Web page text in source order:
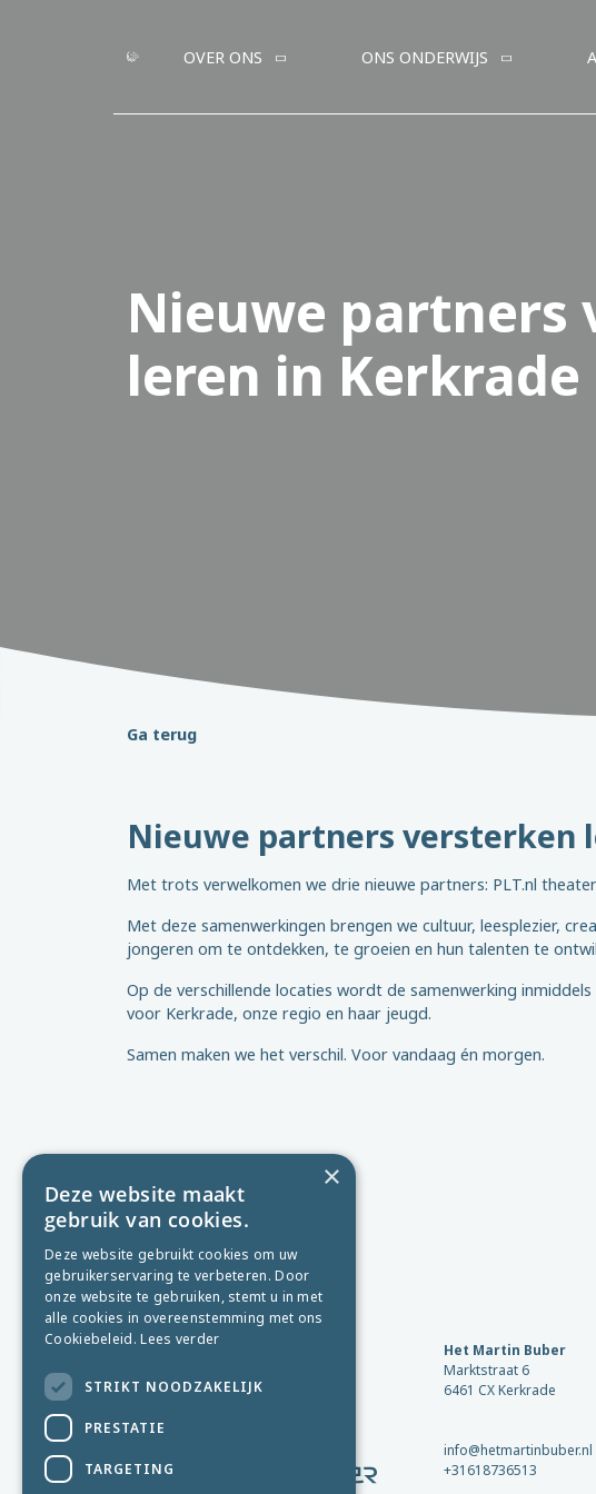
OVER ONS ONS ONDERWIJS
Nieuwe partners
leren in Kerkrade
Ga terug
Nieuwe partners versterken
Met trots verwelkomen we drie nieuwe partners: PLT.nl
Met deze samenwerkingen brengen we cultuur, leesplezier,
jongeren om te ontdekken, te groeien en hun talenten te
Op de verschillende locaties wordt de samenwerking
voor Kerkrade, onze regio en haar jeugd.
Samen maken we het verschil. Voor vandaag én morgen.
Het Martin Buber
Marktstraat 6
6461 CX Kerkrade
info@hetmartinbuber.nl
+31618736513
×
Deze website maakt
gebruik van cookies.
Deze website gebruikt cookies om uw
gebruikerservaring te verbeteren. Door
onze website te gebruiken, stemt u in met
alle cookies in overeenstemming met ons
Cookiebeleid.Lees verder
STRIKT NOODZAKELIJK
PRESTATIE
TARGETING